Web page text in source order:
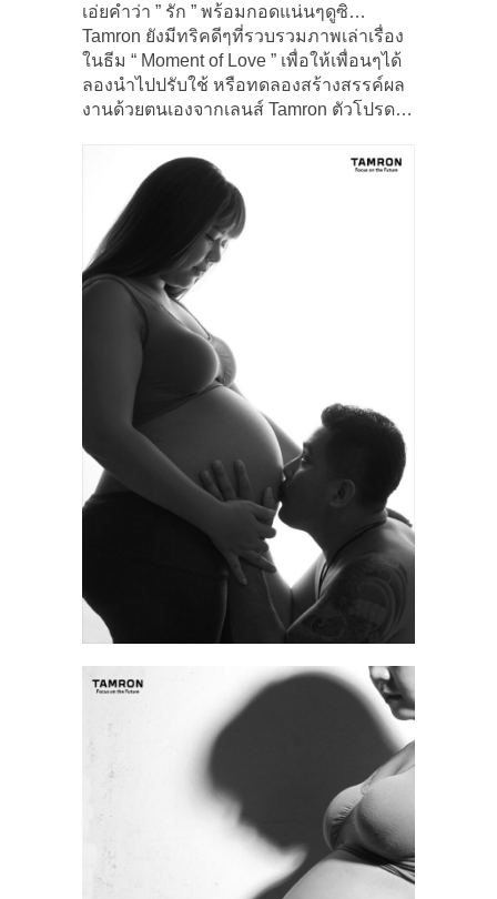
เอ่ยคำว่า ” รัก ” พร้อมกอดแน่นๆดูซิ…
Tamron ยังมีทริคดีๆที่รวบรวมภาพเล่าเรื่อง
ในธีม “ Moment of Love ” เพื่อให้เพื่อนๆได้
ลองนำไปปรับใช้ หรือทดลองสร้างสรรค์ผล
งานด้วยตนเองจากเลนส์ Tamron ตัวโปรด…